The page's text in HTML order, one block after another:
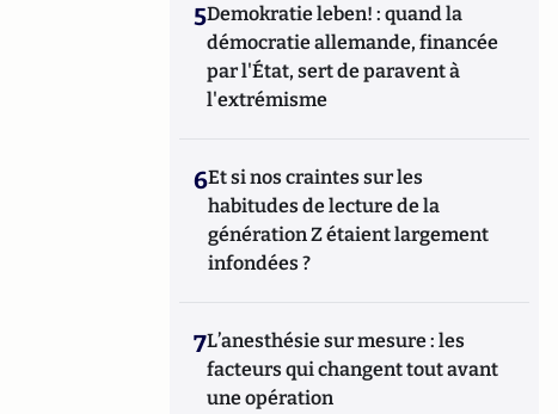
5Demokratie leben! : quand la
démocratie allemande, financée
par l'État, sert de paravent à
l'extrémisme
6Et si nos craintes sur les
habitudes de lecture de la
génération Z étaient largement
infondées ?
7L’anesthésie sur mesure : les
facteurs qui changent tout avant
une opération